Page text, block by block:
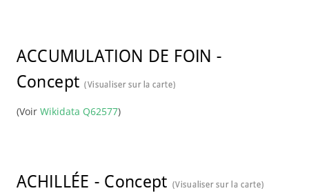
ACCUMULATION DE FOIN -
Concept (Visualiser sur la carte)
(Voir Wikidata Q62577)
ACHILLÉE - Concept (Visualiser sur la carte)